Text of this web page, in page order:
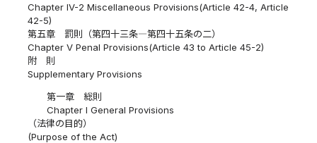
Chapter IV-2 Miscellaneous Provisions(Article 42-4, Article
42-5)
第五章 罰則（第四十三条―第四十五条の二）
Chapter V Penal Provisions(Article 43 to Article 45-2)
附 則
Supplementary Provisions
第一章 総則
Chapter I General Provisions
（法律の目的）
(Purpose of the Act)